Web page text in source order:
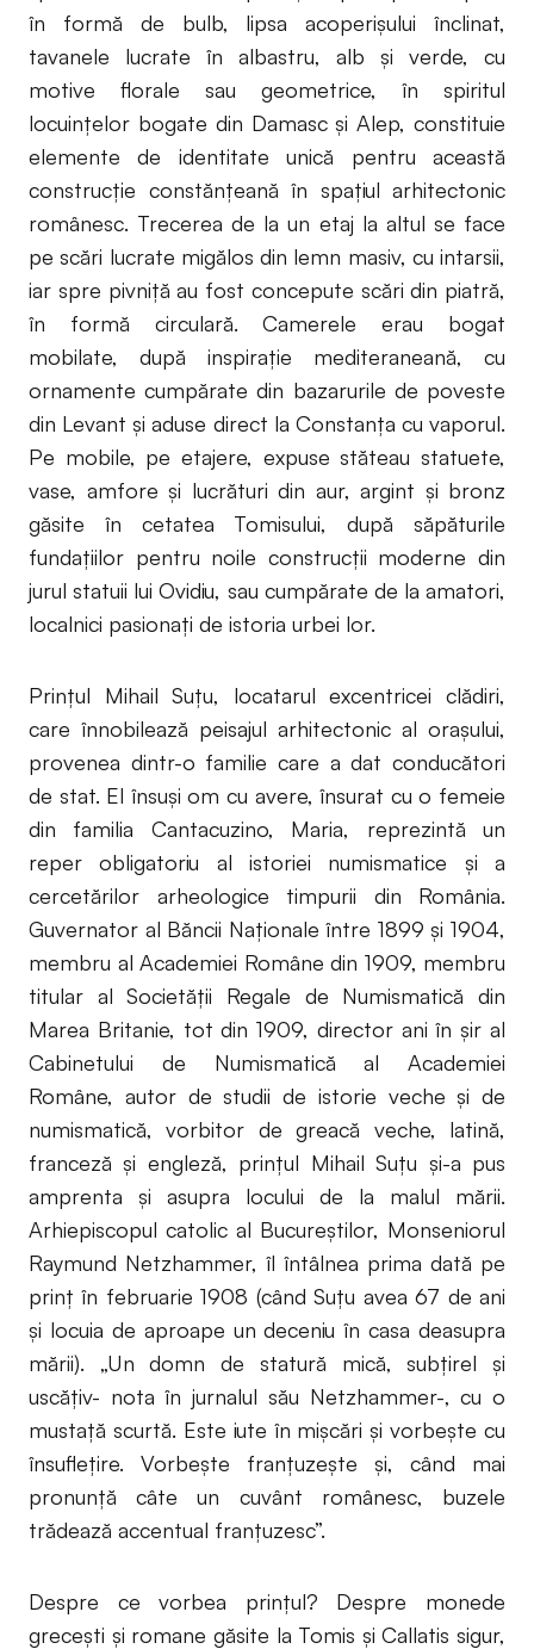
în formă de bulb, lipsa acoperişului înclinat,
tavanele lucrate în albastru, alb şi verde, cu
motive florale sau geometrice, în spiritul
locuinţelor bogate din Damasc şi Alep, constituie
elemente de identitate unică pentru această
construcţie constănţeană în spaţiul arhitectonic
românesc. Trecerea de la un etaj la altul se face
pe scări lucrate migălos din lemn masiv, cu intarsii,
iar spre pivniţă au fost concepute scări din piatră,
în formă circulară. Camerele erau bogat
mobilate, după inspiraţie mediteraneană, cu
ornamente cumpărate din bazarurile de poveste
din Levant şi aduse direct la Constanţa cu vaporul.
Pe mobile, pe etajere, expuse stăteau statuete,
vase, amfore şi lucrături din aur, argint şi bronz
găsite în cetatea Tomisului, după săpăturile
fundaţiilor pentru noile construcţii moderne din
jurul statuii lui Ovidiu, sau cumpărate de la amatori,
localnici pasionaţi de istoria urbei lor.
Prinţul Mihail Suţu, locatarul excentricei clădiri,
care înnobilează peisajul arhitectonic al oraşului,
provenea dintr-o familie care a dat conducători
de stat. El însuşi om cu avere, însurat cu o femeie
din familia Cantacuzino, Maria, reprezintă un
reper obligatoriu al istoriei numismatice şi a
cercetărilor arheologice timpurii din România.
Guvernator al Băncii Naţionale între 1899 şi 1904,
membru al Academiei Române din 1909, membru
titular al Societăţii Regale de Numismatică din
Marea Britanie, tot din 1909, director ani în şir al
Cabinetului de Numismatică al Academiei
Române, autor de studii de istorie veche şi de
numismatică, vorbitor de greacă veche, latină,
franceză şi engleză, prinţul Mihail Suţu şi-a pus
amprenta şi asupra locului de la malul mării.
Arhiepiscopul catolic al Bucureştilor, Monseniorul
Raymund Netzhammer, îl întâlnea prima dată pe
prinţ în februarie 1908 (când Suţu avea 67 de ani
şi locuia de aproape un deceniu în casa deasupra
mării). „Un domn de statură mică, subţirel şi
uscăţiv- nota în jurnalul său Netzhammer-, cu o
mustaţă scurtă. Este iute în mişcări şi vorbeşte cu
însufleţire. Vorbeşte franţuzeşte şi, când mai
pronunţă câte un cuvânt românesc, buzele
trădează accentual franţuzesc”.
Despre ce vorbea prinţul? Despre monede
greceşti şi romane găsite la Tomis şi Callatis sigur,